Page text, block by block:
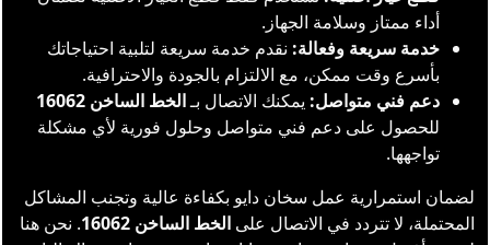
أداء ممتاز وسلامة الجهاز.
خدمة سريعة وفعالة: نقدم خدمة سريعة لتلبية احتياجاتك
بأسرع وقت ممكن، مع الالتزام بالجودة والاحترافية.
دعم فني متواصل: يمكنك الاتصال بـالخط الساخن 16062
للحصول على دعم فني متواصل وحلول فورية لأي مشكلة
تواجهها.
لضمان استمرارية عمل سخان دايو بكفاءة عالية وتجنب المشاكل
المحتملة، لا تتردد في الاتصال على الخط الساخن 16062
. نحن هنا